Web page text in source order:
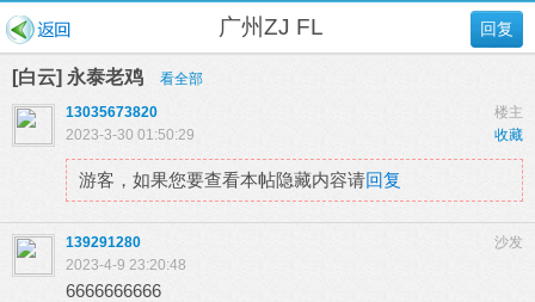
回复
广州ZJ FL
[白云] 永泰老鸡
看全部
楼主
13035673820
收藏
2023-3-30 01:50:29
游客，如果您要查看本帖隐藏内容请回复
沙发
139291280
2023-4-9 23:20:48
6666666666